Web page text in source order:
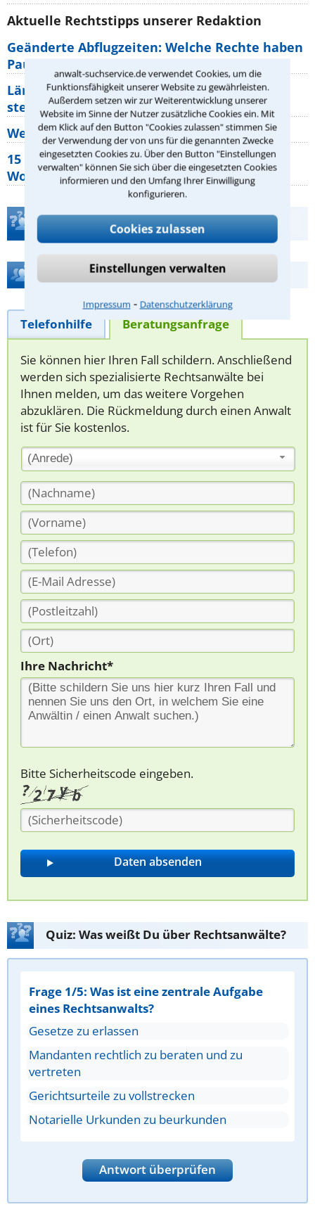
anwalt-suchservice.de verwendet Cookies, um die
Funktionsfähigkeit unserer Website zu gewährleisten.
Außerdem setzen wir zur Weiterentwicklung unserer
Website im Sinne der Nutzer zusätzliche Cookies ein. Mit
dem Klick auf den Button "Cookies zulassen" stimmen Sie
der Verwendung der von uns für die genannten Zwecke
eingesetzten Cookies zu. Über den Button "Einstellungen
verwalten" können Sie sich über die eingesetzten Cookies
informieren und den Umfang Ihrer Einwilligung
konfigurieren.
Cookies zulassen
Einstellungen verwalten
Impressum ⁃ Datenschutzerklärung
Aktuelle Rechtstipps unserer Redaktion
Geänderte Abflugzeiten: Welche Rechte haben
Pauschalurlauber?
Lärm von den Nachbarn: Welche Rechte
stehen mir zu?
Wer muss Zweitwohnungssteuer zahlen?
15 elementare Rechte, die jeder
Wohnungseigentümer kennen sollte
Teste Dein Rechtswissen
Hilfe bei Ihrer Anwaltsuche?
Telefonhilfe Beratungsanfrage
Sie können hier Ihren Fall schildern. Anschließend
werden sich spezialisierte Rechtsanwälte bei
Ihnen melden, um das weitere Vorgehen
abzuklären. Die Rückmeldung durch einen Anwalt
ist für Sie kostenlos.
(Anrede)
Ihre Nachricht*
Bitte Sicherheitscode eingeben.
Quiz: Was weißt Du über Rechtsanwälte?
Frage 1/5: Was ist eine zentrale Aufgabe
eines Rechtsanwalts?
Gesetze zu erlassen
Mandanten rechtlich zu beraten und zu
vertreten
Gerichtsurteile zu vollstrecken
Notarielle Urkunden zu beurkunden
Antwort überprüfen